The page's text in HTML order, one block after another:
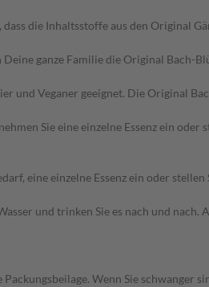
dass die Inhaltsstoffe aus den Original
ganze Familie die Original Bach-
und Veganer geeignet. Die Original
Sie eine einzelne Essenz ein
eine einzelne Essenz ein oder
und trinken Sie es nach und
Packungsbeilage. Wenn Sie